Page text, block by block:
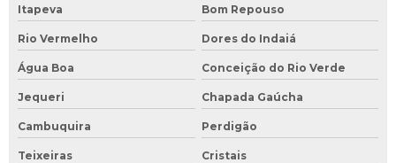
Itapeva Bom Repouso
Rio Vermelho Dores do Indaiá
Água Boa Conceição do Rio Verde
Jequeri Chapada Gaúcha
Cambuquira Perdigão
Teixeiras Cristais